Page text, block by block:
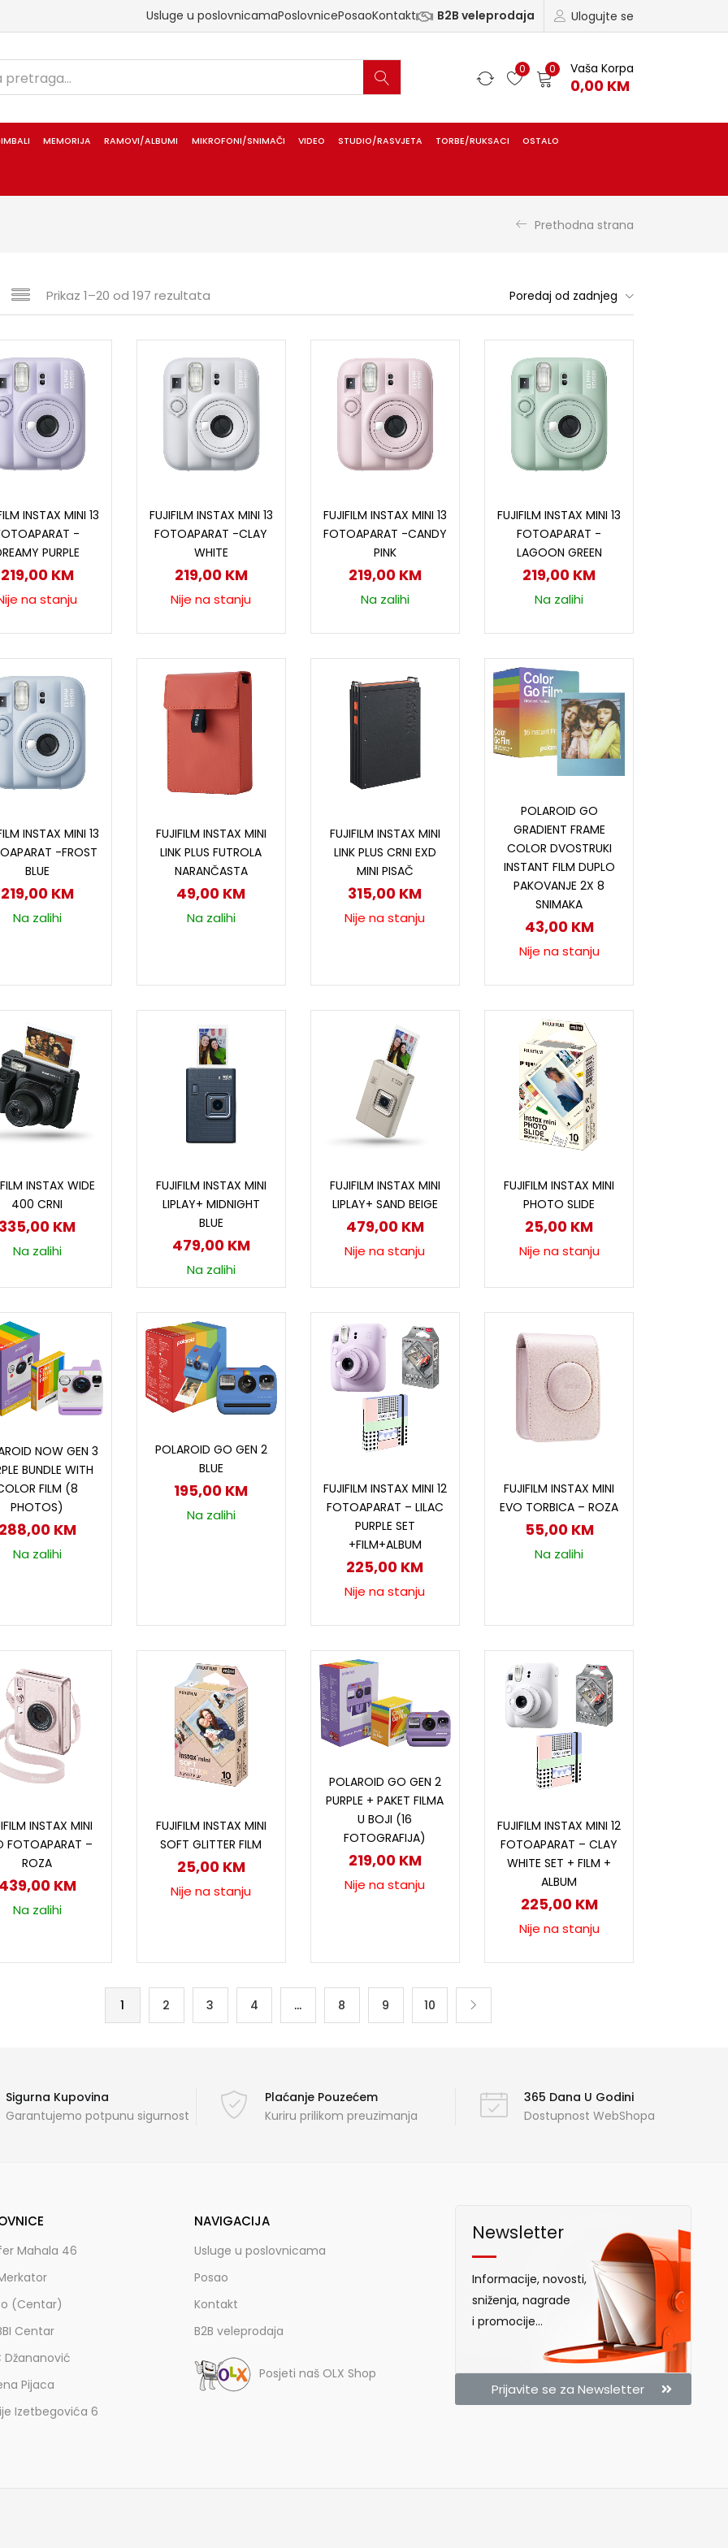
Ulogujte se
Usluge u poslovnicamaPoslovnicePosaoKontakt B2B veleprodaja
0 0 Vaša Korpa
0,00 KM
MEMORIJA RAMOVI/ALBUMI MIKROFONI/SNIMAČI VIDEO STUDIO/RASVJETA TORBE/RUKSACI OSTALO
Prethodna strana
Prikaz 1–20 od 197 rezultata Poredaj od zadnjeg
INSTAX MINI 13
-
PURPLE
219,00 KM
na stanju
FUJIFILM INSTAX MINI 13
FOTOAPARAT -CLAY
WHITE
219,00 KM
Nije na stanju
FUJIFILM INSTAX MINI 13
FOTOAPARAT -CANDY
PINK
219,00 KM
Na zalihi
FUJIFILM INSTAX MINI 13
FOTOAPARAT -
LAGOON GREEN
219,00 KM
Na zalihi
INSTAX MINI 13
-FROST
BLUE
219,00 KM
Na zalihi
FUJIFILM INSTAX MINI
LINK PLUS FUTROLA
NARANČASTA
49,00 KM
Na zalihi
FUJIFILM INSTAX MINI
LINK PLUS CRNI EXD
MINI PISAČ
315,00 KM
Nije na stanju
POLAROID GO
GRADIENT FRAME
COLOR DVOSTRUKI
INSTANT FILM DUPLO
PAKOVANJE 2X 8
SNIMAKA
43,00 KM
Nije na stanju
INSTAX WIDE
400 CRNI
KM
Na zalihi
FUJIFILM INSTAX MINI
LIPLAY+ MIDNIGHT
BLUE
479,00 KM
Na zalihi
FUJIFILM INSTAX MINI
LIPLAY+ SAND BEIGE
479,00 KM
Nije na stanju
FUJIFILM INSTAX MINI
PHOTO SLIDE
25,00 KM
Nije na stanju
NOW GEN 3
BUNDLE WITH
FILM (8
PHOTOS)
KM
Na zalihi
POLAROID GO GEN 2
BLUE
195,00 KM
Na zalihi
FUJIFILM INSTAX MINI 12
FOTOAPARAT – LILAC
PURPLE SET
+FILM+ALBUM
225,00 KM
Nije na stanju
FUJIFILM INSTAX MINI
EVO TORBICA – ROZA
55,00 KM
Na zalihi
INSTAX MINI
FOTOAPARAT –
ROZA
KM
Na zalihi
FUJIFILM INSTAX MINI
SOFT GLITTER FILM
25,00 KM
Nije na stanju
POLAROID GO GEN 2
PURPLE + PAKET FILMA
U BOJI (16
FOTOGRAFIJA)
219,00 KM
Nije na stanju
FUJIFILM INSTAX MINI 12
FOTOAPARAT – CLAY
WHITE SET + FILM +
ALBUM
225,00 KM
Nije na stanju
1 2 3 4 … 8 9 10
Sigurna Kupovina
Garantujemo potpunu sigurnost
Plaćanje Pouzećem
Kuriru prilikom preuzimanja
365 Dana U Godini
Dostupnost WebShopa
Mahala 46
(Centar)
Centar
Džananović
Pijaca
Izetbegovića 6
NAVIGACIJA
Usluge u poslovnicama
Posao
Kontakt
B2B veleprodaja
Posjeti naš OLX Shop
Newsletter
Informacije, novosti,
sniženja, nagrade
i promocije...
Prijavite se za Newsletter